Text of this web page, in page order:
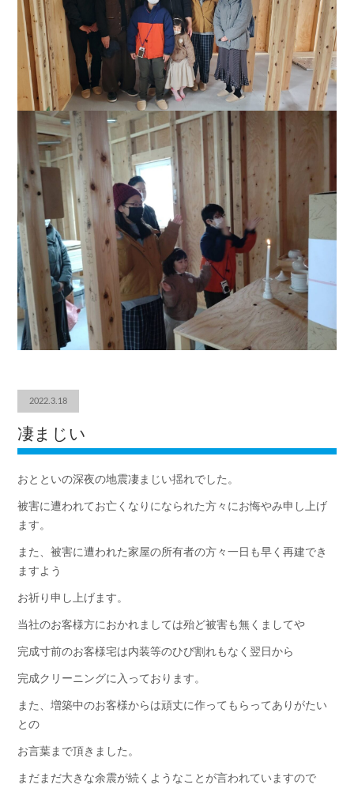
2022.3.18
凄まじい
おとといの深夜の地震凄まじい揺れでした。
被害に遭われてお亡くなりになられた方々にお悔やみ申し上げ
ます。
また、被害に遭われた家屋の所有者の方々一日も早く再建でき
ますよう
お祈り申し上げます。
当社のお客様方におかれましては殆ど被害も無くましてや
完成寸前のお客様宅は内装等のひび割れもなく翌日から
完成クリーニングに入っております。
また、増築中のお客様からは頑丈に作ってもらってありがたい
との
お言葉まで頂きました。
まだまだ大きな余震が続くようなことが言われていますので